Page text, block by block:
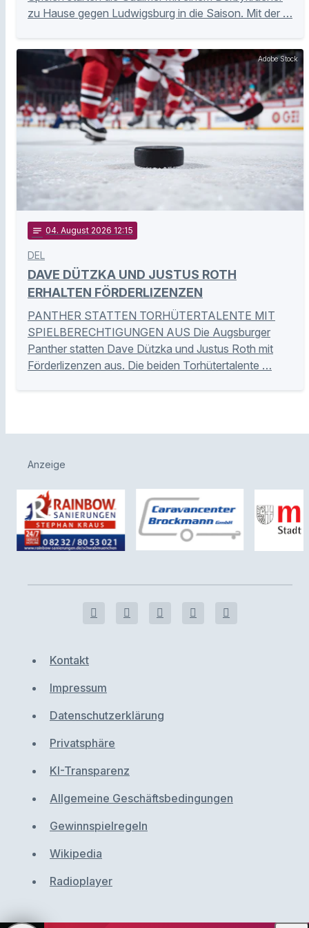
zu Hause gegen Ludwigsburg in die Saison. Mit der …
Adobe Stock
notes 04. August 2026 12:15
DEL
DAVE DÜTZKA UND JUSTUS ROTH
ERHALTEN FÖRDERLIZENZEN
PANTHER STATTEN TORHÜTERTALENTE MIT
SPIELBERECHTIGUNGEN AUS Die Augsburger
Panther statten Dave Dützka und Justus Roth mit
Förderlizenzen aus. Die beiden Torhütertalente …
Anzeige
Kontakt
Impressum
Datenschutzerklärung
Privatsphäre
KI-Transparenz
Allgemeine Geschäftsbedingungen
Gewinnspielregeln
Wikipedia
Radioplayer